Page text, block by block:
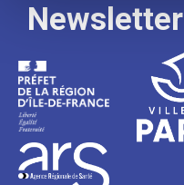
Newsletter